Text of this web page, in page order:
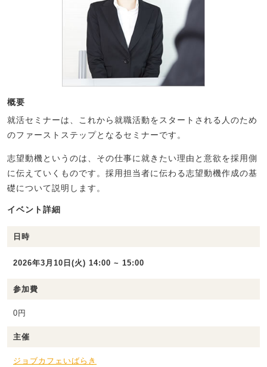
概要
就活セミナーは、これから就職活動をスタートされる人のため
のファーストステップとなるセミナーです。
志望動機というのは、その仕事に就きたい理由と意欲を採用側
に伝えていくものです。採用担当者に伝わる志望動機作成の基
礎について説明します。
イベント詳細
日時
2026年3月10日(火) 14:00 ~ 15:00
参加費
0円
主催
ジョブカフェいばらき